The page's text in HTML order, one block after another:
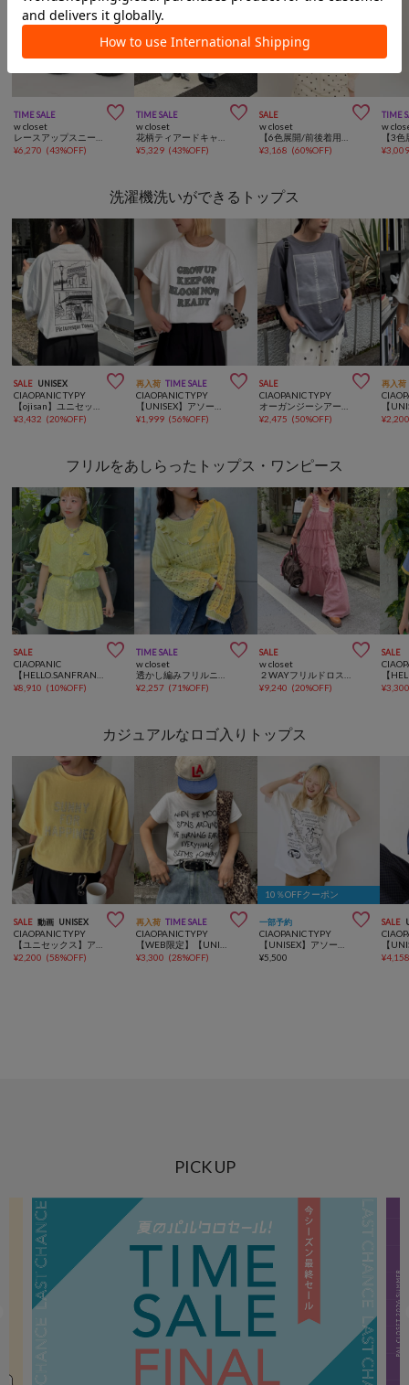
TIME SALE 
w closet
¥6,270 (43%OFF)
TIME SALE 
w closet
¥5,329 (43%OFF)
SALE 
w closet
¥3,168 (60%OFF)
TIME
w
¥
洗濯機洗いができるトップス
SALE UNISEX 
CIAOPANIC TYPY
¥3,432 (20%OFF)
再入荷 TIME SALE 
CIAOPANIC TYPY
¥1,999 (56%OFF)
SALE 
CIAOPANIC TYPY
¥2,475 (50%OFF)
再入荷
¥
フリルをあしらったトップス・ワンピース
SALE 
CIAOPANIC
¥8,910 (10%OFF)
TIME SALE 
w closet
¥2,257 (71%OFF)
SALE 
w closet
¥9,240 (20%OFF)
SALE
¥
カジュアルなロゴ入りトップス
SALE 動画 UNISEX 
CIAOPANIC TYPY
¥2,200 (58%OFF)
再入荷 TIME SALE 
CIAOPANIC TYPY
¥3,300 (28%OFF)
10％OFFクーポン
一部予約 
CIAOPANIC TYPY
¥5,500
SALE
¥
PICK UP